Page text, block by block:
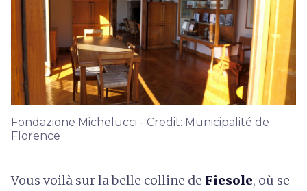
Fondazione Michelucci - Credit: Municipalité de
Florence
Vous voilà sur la belle colline de Fiesole, où se